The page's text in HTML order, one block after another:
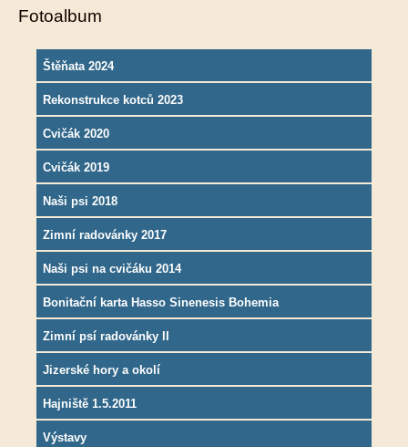
Fotoalbum
Štěňata 2024
Rekonstrukce kotců 2023
Cvičák 2020
Cvičák 2019
Naši psi 2018
Zimní radovánky 2017
Naši psi na cvičáku 2014
Bonitační karta Hasso Sinenesis Bohemia
Zimní psí radovánky II
Jizerské hory a okolí
Hajniště 1.5.2011
Výstavy